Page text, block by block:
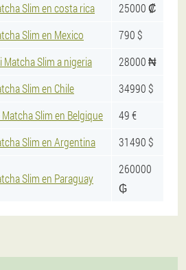
Slim en costa rica
25000 ₡
Slim en Mexico
790 $
Matcha Slim a nigeria
28000 ₦
Slim en Chile
34990 $
Slim en Belgique
49 €
Slim en Argentina
31490 $
Slim en Paraguay
260000
₲